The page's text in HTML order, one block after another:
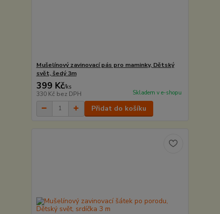
Mušelínový zavinovací pás pro maminky, Dětský
svět, šedý 3m
399 Kč/ks
330 Kč bez DPH Skladem v e-shopu
Přidat do košíku